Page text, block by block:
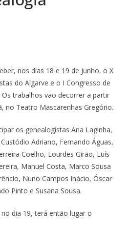
nos dias 18 e 19 de Junho, o X
do Algarve e o I Congresso de
Os trabalhos vão decorrer a partir
no Teatro Mascarenhas Gregório.
os genealogistas Ana Laginha,
Adriano, Fernando Águas,
Coelho, Lourdes Girão, Luís
Manuel Costa, Marco Sousa
Nuno Campos Inácio, Óscar
Pinto e Susana Sousa.
dia 19, terá então lugar o
– A quem pertence a parte superior da
da Igreja de Santa Maria?!…